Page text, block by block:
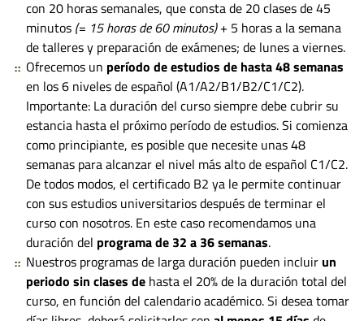
con 20 horas semanales, que consta de 20 clases de 45
minutos (= 15 horas de 60 minutos)+ 5 horas a la semana
de talleres y preparación de exámenes; de lunes a viernes.
Ofrecemos un período de estudios de hasta 48 semanas
en los 6 niveles de español (A1/A2/B1/B2/C1/C2).
Importante: La duración del curso siempre debe cubrir su
estancia hasta el próximo período de estudios. Si comienza
como principiante, es posible que necesite unas 48
semanas para alcanzar el nivel más alto de español C1/C2.
De todos modos, el certificado B2 ya le permite continuar
con sus estudios universitarios después de terminar el
curso con nosotros. En este caso recomendamos una
duración del programa de 32 a 36 semanas.
Nuestros programas de larga duración pueden incluirun
periodo sin clases de hasta el 20% de la duración total del
curso, en función del calendario académico. Si desea tomar